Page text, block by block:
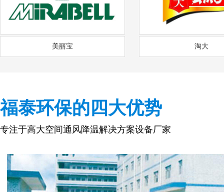
美丽宝 淘大
福泰环保的四大优势
专注于高大空间通风降温解决方案设备厂家